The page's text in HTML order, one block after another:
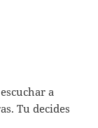
a
Tu decides